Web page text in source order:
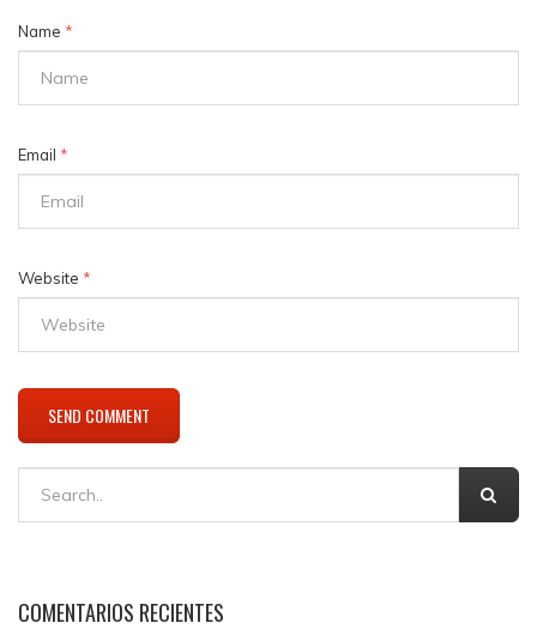
Name *
Email *
Website *
COMENTARIOS RECIENTES